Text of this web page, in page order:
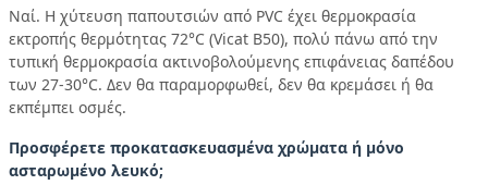
Ναί. Η χύτευση παπουτσιών από PVC έχει θερμοκρασία
εκτροπής θερμότητας 72°C (Vicat B50), πολύ πάνω από την
τυπική θερμοκρασία ακτινοβολούμενης επιφάνειας δαπέδου
των 27-30°C. Δεν θα παραμορφωθεί, δεν θα κρεμάσει ή θα
εκπέμπει οσμές.
Προσφέρετε προκατασκευασμένα χρώματα ή μόνο
ασταρωμένο λευκό;